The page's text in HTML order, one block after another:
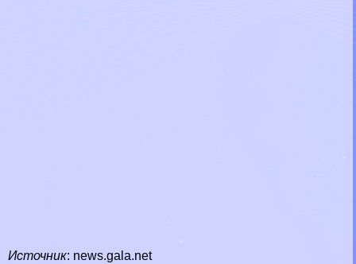
Источник: news.gala.net